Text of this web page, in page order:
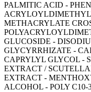
PALMITIC ACID -
METHACRYLATE
GLUCOSIDE -
GLYCYRRHIZATE -
CAPRYLYL GLYCOL -
EXTRACT /
EXTRACT -
ALCOHOL - POLY